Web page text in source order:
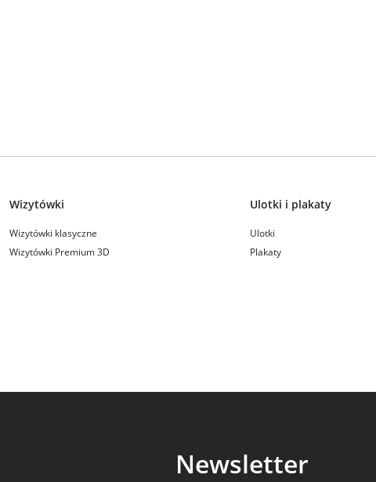
Wizytówki
Wizytówki klasyczne
Wizytówki Premium 3D
Ulotki i plakaty
Ulotki
Plakaty
Newsletter